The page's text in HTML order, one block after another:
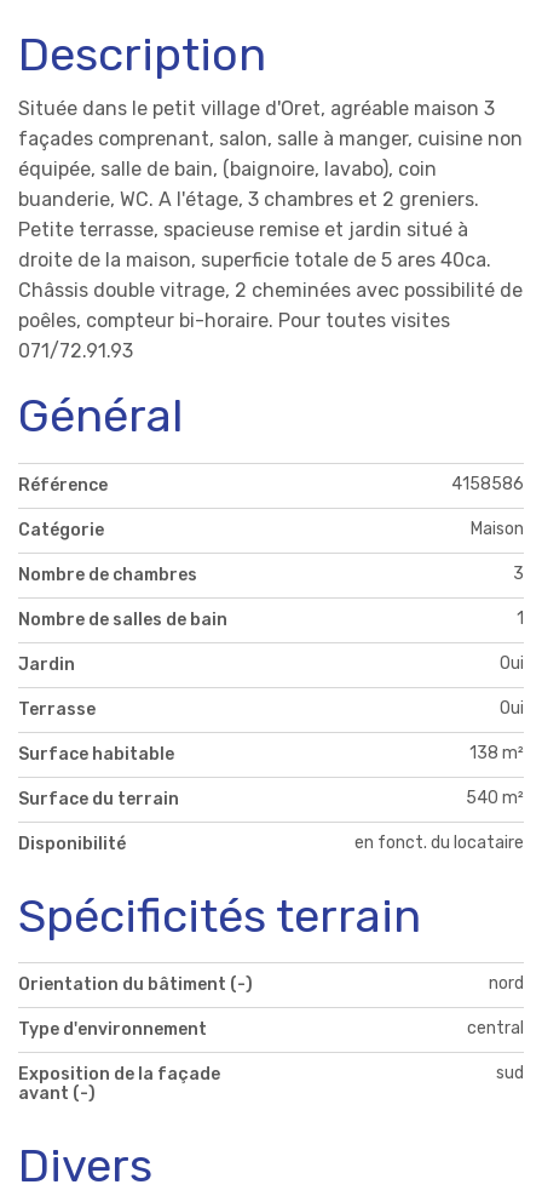
Description
Située dans le petit village d'Oret, agréable maison 3
façades comprenant, salon, salle à manger, cuisine non
équipée, salle de bain, (baignoire, lavabo), coin
buanderie, WC. A l'étage, 3 chambres et 2 greniers.
Petite terrasse, spacieuse remise et jardin situé à
droite de la maison, superficie totale de 5 ares 40ca.
Châssis double vitrage, 2 cheminées avec possibilité de
poêles, compteur bi-horaire. Pour toutes visites
071/72.91.93
Général
Référence 4158586
Catégorie Maison
Nombre de chambres 3
Nombre de salles de bain 1
Jardin Oui
Terrasse Oui
Surface habitable 138 m²
Surface du terrain 540 m²
Disponibilité en fonct. du locataire
Spécificités terrain
Orientation du bâtiment (-) nord
Type d'environnement central
Exposition de la façade
avant (-)
sud
Divers